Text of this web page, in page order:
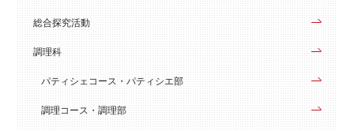
総合探究活動
調理科
パティシェコース・パティシエ部
調理コース・調理部